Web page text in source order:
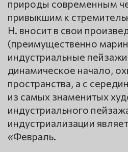
природы современным
привыкшим к
Н. вносит в свои
(преимущественно
индустриальные
динамическое начало,
пространства, а с
из самых знаменитых
индустриального
индустриализации
«Февраль.